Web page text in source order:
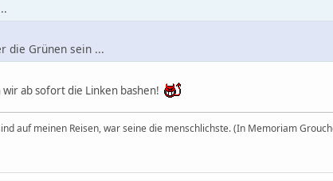
die Grünen sein ...
ab sofort die Linken bashen!
auf meinen Reisen, war seine die menschlichste. (In Memoriam